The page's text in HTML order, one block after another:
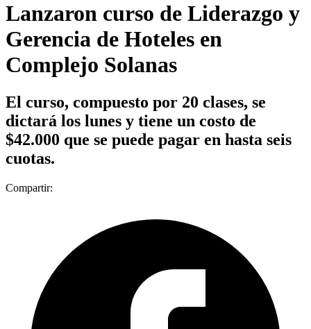
Lanzaron curso de Liderazgo y
Gerencia de Hoteles en
Complejo Solanas
El curso, compuesto por 20 clases, se
dictará los lunes y tiene un costo de
$42.000 que se puede pagar en hasta seis
cuotas.
Compartir: